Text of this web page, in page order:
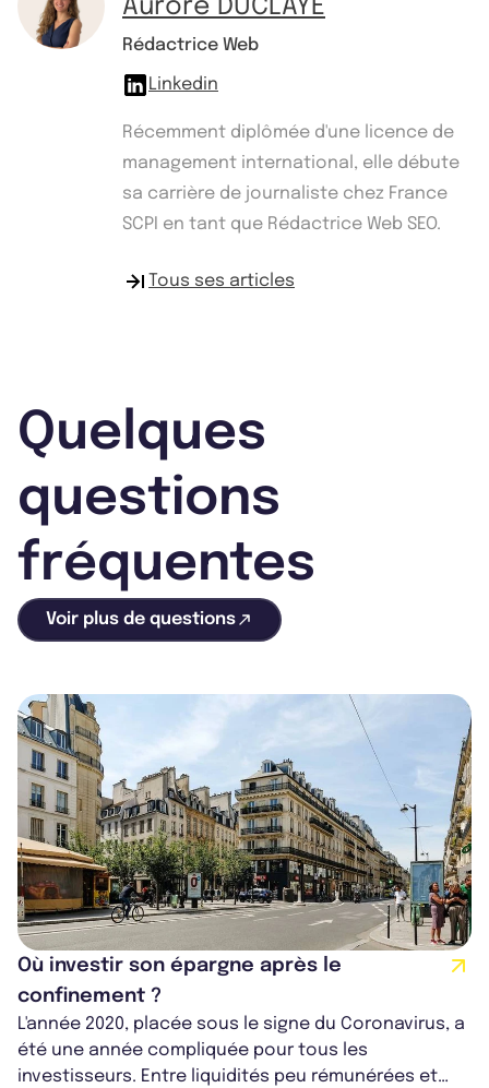
Aurore DUCLAYE
Rédactrice Web
Linkedin
Récemment diplômée d'une licence de
management international, elle débute
sa carrière de journaliste chez France
SCPI en tant que Rédactrice Web SEO.
Tous ses articles
Quelques
questions
fréquentes
Voir plus de questions
Où investir son épargne après le
confinement ?
L'année 2020, placée sous le signe du Coronavirus, a
été une année compliquée pour tous les
investisseurs. Entre liquidités peu rémunérées et